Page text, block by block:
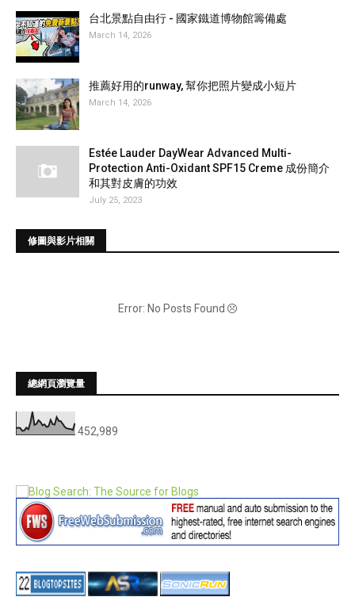
台北景點自由行 - 國家鐵道博物館籌備處
March 14, 2026
推薦好用的runway, 幫你把照片變成小短片
March 14, 2026
Estée Lauder DayWear Advanced Multi-
Protection Anti-Oxidant SPF15 Creme 成份簡介
和其對皮膚的功效
July 25, 2023
修圖與影片相關
Error: No Posts Found
總網頁瀏覽量
452,989